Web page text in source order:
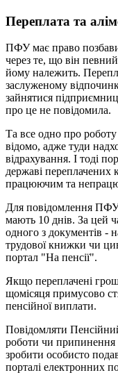
Переплата та
ПФУ має право
через те, що він
йому належить.
заслуженому
зайнятися
про це не повідомила.
Та все одно про
відомо, адже туди
відрахування. І тоді
державі переплачених
працюючим та
Для повідомлення
мають 10 днів. За цей
одного з документів -
трудової книжки чи
портал "На пенсії".
Якщо переплачені
щомісяця примусово
пенсійної виплати.
Повідомляти
роботи чи припинення
зробити особисто
порталі електронних